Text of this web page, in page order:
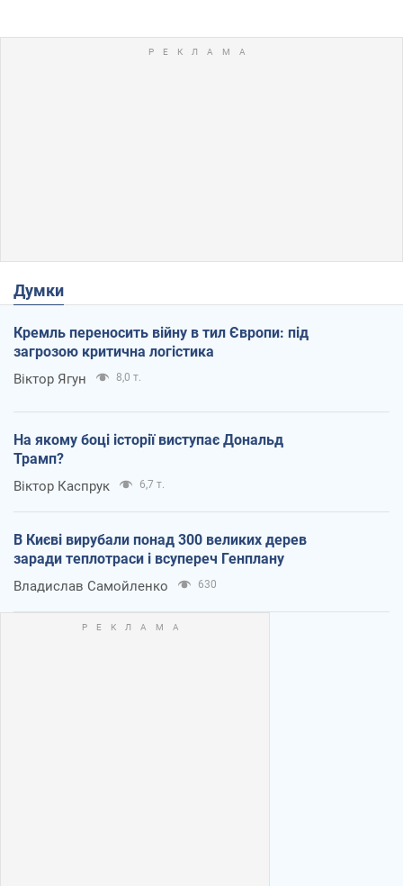
Думки
Кремль переносить війну в тил Європи: під
загрозою критична логістика
Віктор Ягун 8,0 т.
На якому боці історії виступає Дональд
Трамп?
Віктор Каспрук 6,7 т.
В Києві вирубали понад 300 великих дерев
заради теплотраси і всупереч Генплану
Владислав Самойленко 630